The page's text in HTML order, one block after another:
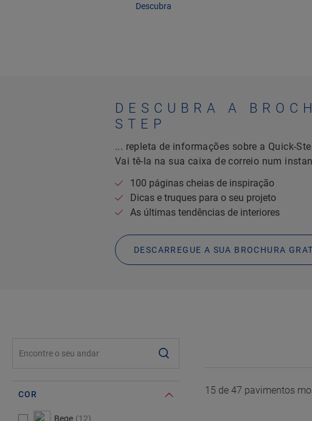
Descubra
DESCUBRA A
STEP
... repleta de informações sobre a Quick-
Vai tê-la na sua caixa de correio num
100 páginas cheias de inspiração
Dicas e truques para o seu projeto
As últimas tendências de interiores
DESCARREGUE A SUA BROCHURA
COR
#Select#Cor
Bege 12
15 de 47 pavimentos